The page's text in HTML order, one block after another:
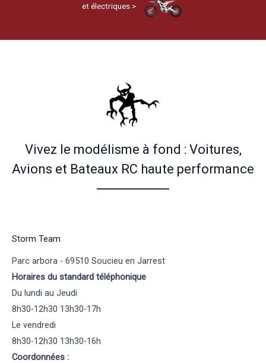
et électriques >
Vivez le modélisme à fond : Voitures,
Avions et Bateaux RC haute performance
Storm Team
Parc arbora - 69510 Soucieu en Jarrest
Horaires du standard téléphonique
Du lundi au Jeudi
8h30-12h30 13h30-17h
Le vendredi
8h30-12h30 13h30-16h
Coordonnées :